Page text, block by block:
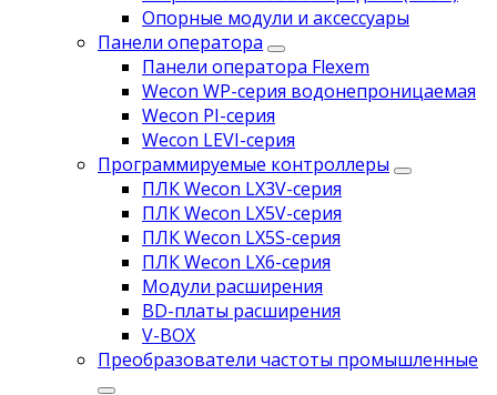
Опорные модули и аксессуары
Панели оператора
Панели оператора Flexem
Wecon WP-серия водонепроницаемая
Wecon PI-серия
Wecon LEVI-серия
Программируемые контроллеры
ПЛК Wecon LX3V-серия
ПЛК Wecon LX5V-серия
ПЛК Wecon LX5S-серия
ПЛК Wecon LX6-серия
Модули расширения
BD-платы расширения
V-BOX
Преобразователи частоты промышленные